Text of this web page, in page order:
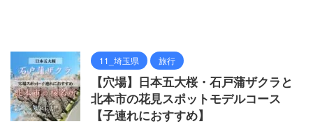
11_埼玉県 旅行
【穴場】日本五大桜・石戸蒲ザクラと
北本市の花見スポットモデルコース
【子連れにおすすめ】